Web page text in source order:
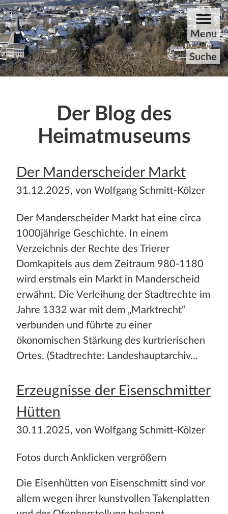
ZUM HAUPTINHALT DER SEITE SPRINGEN
Menu
Suche
Rundgang
Archiv
Stadt und Land
Publikationen
Blog
Impressum
Datenschutz
Der Blog des
Heimatmuseums
Der Manderscheider Markt
31.12.2025, von Wolfgang Schmitt-Kölzer
Der Manderscheider Markt hat eine circa
1000jährige Geschichte. In einem
Verzeichnis der Rechte des Trierer
Domkapitels aus dem Zeitraum 980-1180
wird erstmals ein Markt in Manderscheid
erwähnt. Die Verleihung der Stadtrechte im
Jahre 1332 war mit dem „Marktrecht“
verbunden und führte zu einer
ökonomischen Stärkung des kurtrierischen
Ortes. (Stadtrechte: Landeshauptarchiv…
Erzeugnisse der Eisenschmitter
Hütten
30.11.2025, von Wolfgang Schmitt-Kölzer
Fotos durch Anklicken vergrößern
Die Eisenhütten von Eisenschmitt sind vor
allem wegen ihrer kunstvollen Takenplatten